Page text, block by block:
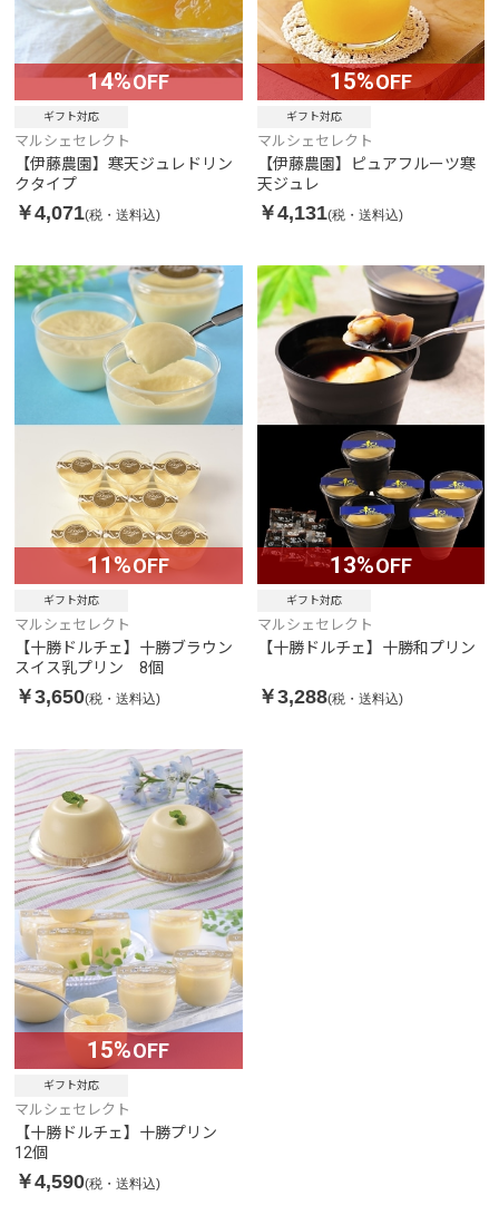
14%OFF
ギフト対応
マルシェセレクト
【伊藤農園】寒天ジュレドリン
クタイプ
￥4,071(税・送料込)
15%OFF
ギフト対応
マルシェセレクト
【伊藤農園】ピュアフルーツ寒
天ジュレ
￥4,131(税・送料込)
11%OFF
ギフト対応
マルシェセレクト
【十勝ドルチェ】十勝ブラウン
スイス乳プリン 8個
￥3,650(税・送料込)
13%OFF
ギフト対応
マルシェセレクト
【十勝ドルチェ】十勝和プリン
￥3,288(税・送料込)
15%OFF
ギフト対応
マルシェセレクト
【十勝ドルチェ】十勝プリン
12個
￥4,590(税・送料込)